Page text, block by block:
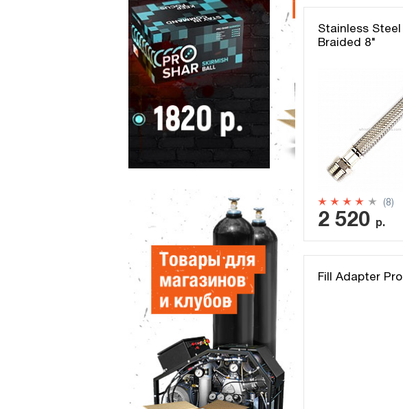
Stainless Steel
Braided 8"
(8)
2 520 р.
Fill Adapter Pro